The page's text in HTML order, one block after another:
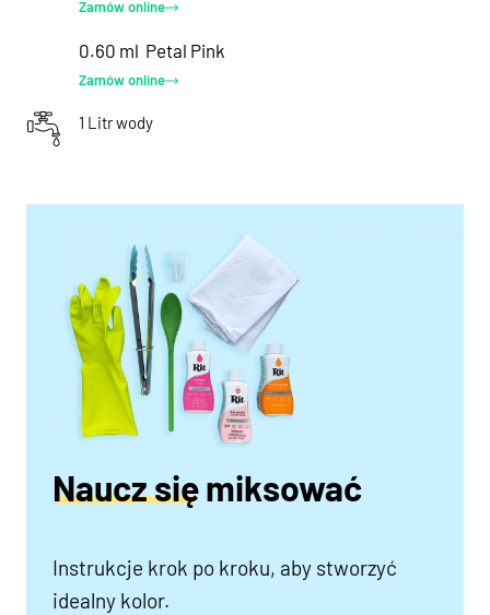
Zamów online
0.60 ml Petal Pink
Zamów online
1 Litr wody
Naucz się miksować
Instrukcje krok po kroku, aby stworzyć
idealny kolor.